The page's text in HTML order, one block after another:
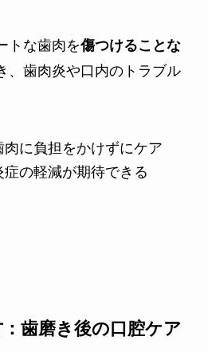
トな歯肉を傷つけることな
、歯肉炎や口内のトラブル
肉に負担をかけずにケア
症の軽減が期待できる
歯磨き後の口腔ケア